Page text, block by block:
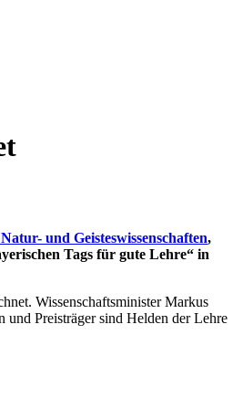
und Geisteswissenschaften,
Tags für gute Lehre“ in
Wissenschaftsminister Markus
und Preisträger sind Helden der Lehre